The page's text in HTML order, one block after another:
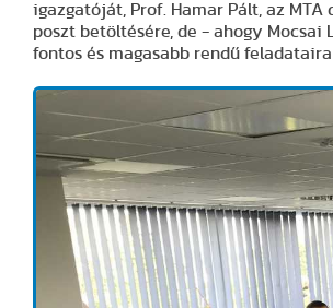
igazgatóját, Prof. Hamar Pált, az
poszt betöltésére, de - ahogy Mocsai
fontos és magasabb rendű